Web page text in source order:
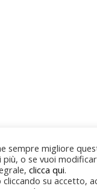
sempre migliore
o se vuoi
clicca qui.
su accetto,